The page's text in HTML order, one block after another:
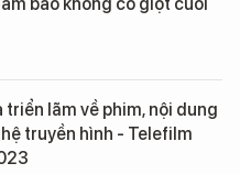
triển lãm về phim, nội dung
truyền hình - Telefilm